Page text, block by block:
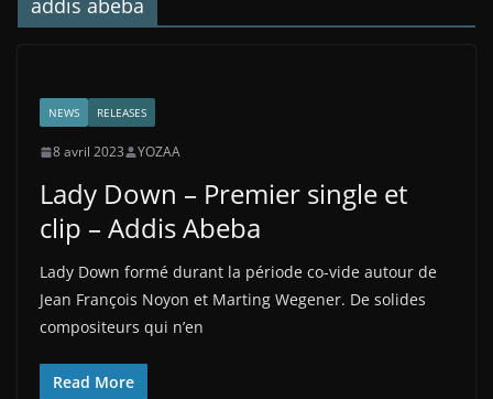
addis abeba
NEWS RELEASES
8 avril 2023 YOZAA
Lady Down – Premier single et
clip – Addis Abeba
Lady Down formé durant la période co-vide autour de
Jean François Noyon et Marting Wegener. De solides
compositeurs qui n’en
Read More